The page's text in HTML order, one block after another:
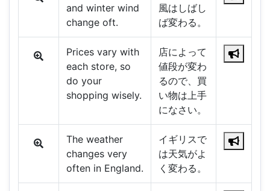
and winter wind
change oft.
風はしばし
ば変わる。
Prices vary with
each store, so
do your
shopping wisely.
店によって
値段が変わ
るので、買
い物は上手
になさい。
The weather
changes very
often in England.
イギリスで
は天気がよ
く変わる。